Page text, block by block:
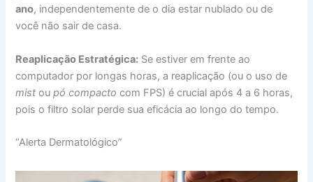
ano, independentemente de o dia estar nublado ou de
você não sair de casa.
Reaplicação Estratégica: Se estiver em frente ao
computador por longas horas, a reaplicação (ou o uso de
mist oupó compacto com FPS) é crucial após 4 a 6 horas,
pois o filtro solar perde sua eficácia ao longo do tempo.
“Alerta Dermatológico”